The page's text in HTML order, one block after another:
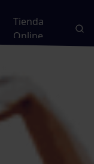
Tienda
Online